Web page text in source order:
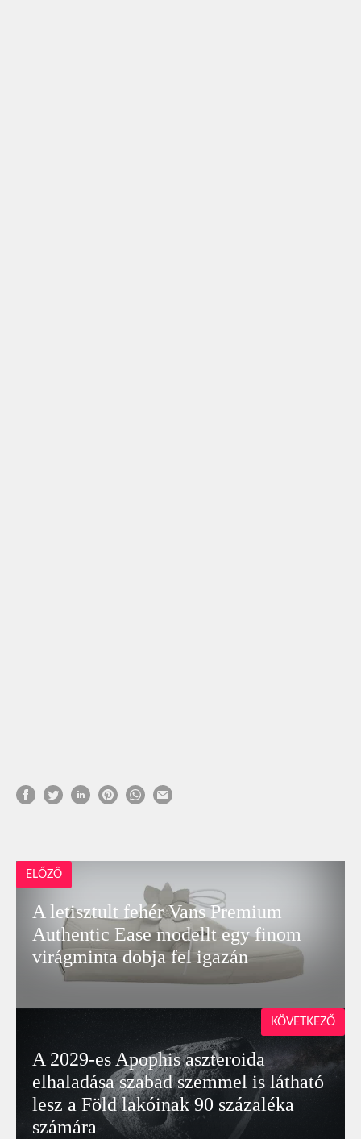
ELŐZŐ
A letisztult fehér Vans Premium
Authentic Ease modellt egy finom
virágminta dobja fel igazán
A 2029-es Apophis aszteroida
elhaladása szabad szemmel is látható
lesz a Föld lakóinak 90 százaléka
számára
KÖVETKEZŐ